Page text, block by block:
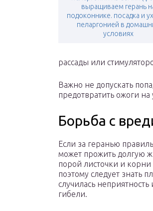
выращиваем герань
подоконнике. посадка и
пеларгонией в
условиях
рассады или
Важно не допускать
предотвратить ожоги
Борьба с
Если за геранью
может прожить долгую
порой листочки и корни
поэтому следует знать
случилась
гибели.